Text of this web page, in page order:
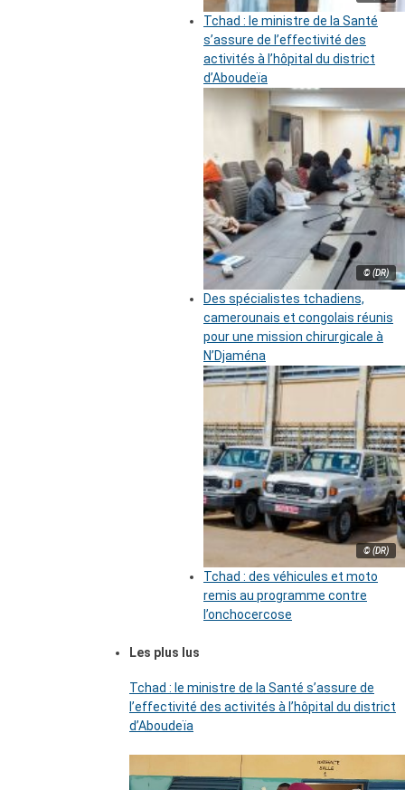
Tchad : le ministre de la Santé
s’assure de l’effectivité des
activités à l’hôpital du district
d’Aboudeïa
© (DR)
Des spécialistes tchadiens,
camerounais et congolais réunis
pour une mission chirurgicale à
N’Djaména
© (DR)
Tchad : des véhicules et moto
remis au programme contre
l’onchocercose
Les plus lus
Tchad : le ministre de la Santé s’assure de
l’effectivité des activités à l’hôpital du district
d’Aboudeïa